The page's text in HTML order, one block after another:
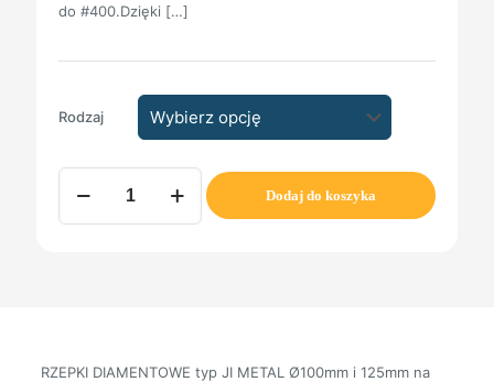
do #400.Dzięki […]
Rodzaj
ilość
RZEPKI
DIAMENTOWE
Dodaj do koszyka
RZEPKI DIAMENTOWE typ JI METAL Ø100mm i 125mm na